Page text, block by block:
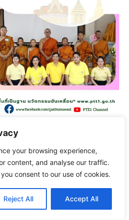
your browsing experience,
content, and analyse our traffic.
consent to our use of cookies.
Reject All Accept All
ptt1
Next เรื่อง